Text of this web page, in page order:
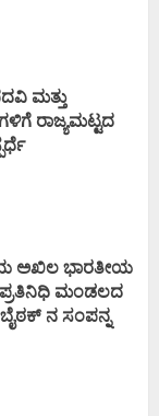
ಮತ್ತು
ರಾಜ್ಯಮಟ್ಟದ
ಅಖಿಲ ಭಾರತೀಯ
ಮಂಡಲದ
ನ ಸಂಪನ್ನ